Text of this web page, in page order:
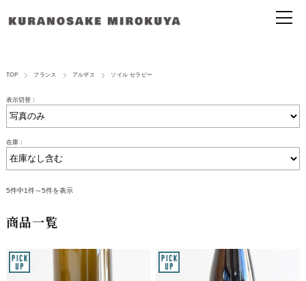
TOP フランス アルザス ソイル セラピー
表示切替：
在庫：
5件中1件～5件を表示
商品一覧